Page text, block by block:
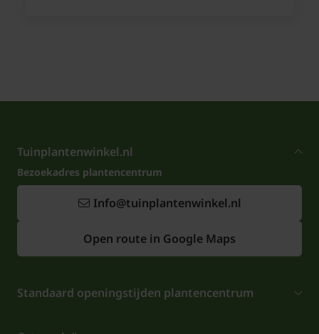
Tuinplantenwinkel.nl
Bezoekadres plantencentrum
Info@tuinplantenwinkel.nl
Open route in Google Maps
Standaard openingstijden plantencentrum